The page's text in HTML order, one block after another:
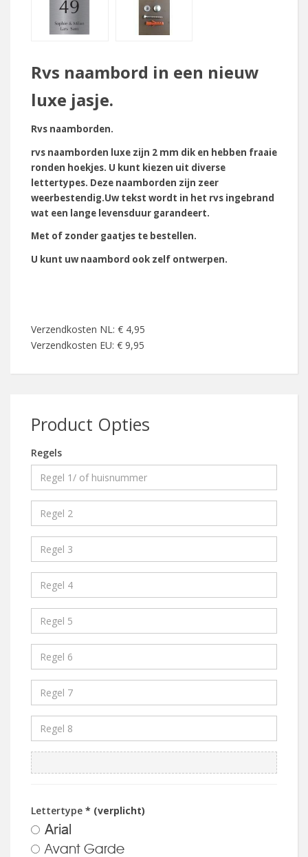
Rvs naambord in een nieuw
luxe jasje.
Rvs naamborden.
rvs naamborden luxe zijn 2 mm dik en hebben fraaie
ronden hoekjes. U kunt kiezen uit diverse
lettertypes. Deze naamborden zijn zeer
weerbestendig.Uw tekst wordt in het rvs ingebrand
wat een lange levensduur garandeert.
Met of zonder gaatjes te bestellen.
U kunt uw naambord ook zelf ontwerpen.
Verzendkosten NL: € 4,95
Verzendkosten EU: € 9,95
Product Opties
Regels
Lettertype * (verplicht)
Arial
Avant Garde